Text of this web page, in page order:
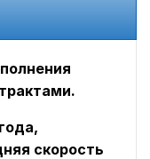
скорость